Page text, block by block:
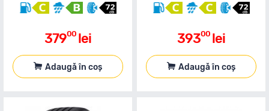
37900 lei
Adaugă în coș
39300 lei
Adaugă în coș